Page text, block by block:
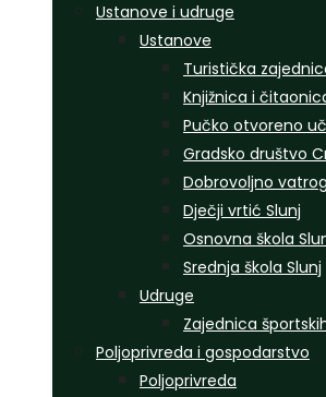
Ustanove i udruge
Ustanove
Turistička
Knjižnica i
Pučko otvoreno
Gradsko društvo
Dobrovoljno
Dječji vrtić Slunj
Osnovna škola
Srednja škola Slunj
Udruge
Zajednica
Poljoprivreda i gospodarstvo
Poljoprivreda